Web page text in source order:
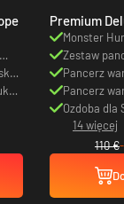
- Europe
z
Premium
America
Monster
Zestaw
łowcy:
Pancerz
na oko
Pancerz
rogami
Ozdoba
żołnierza
14 więcej
110 €